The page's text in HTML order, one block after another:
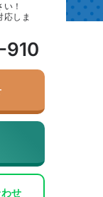
！
応しま
910
せ